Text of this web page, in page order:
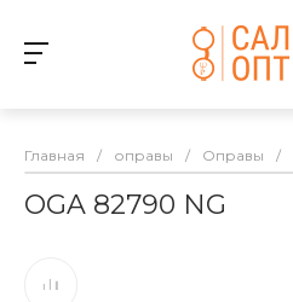
Главная / оправы / Оправы /
OGA 82790 NG